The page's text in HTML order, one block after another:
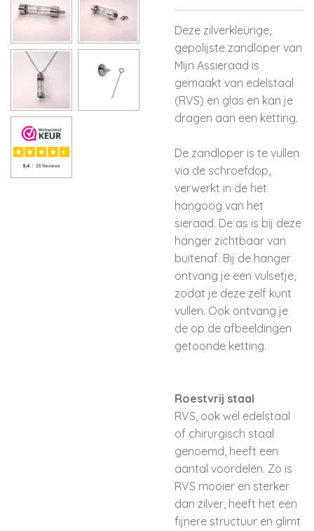
Deze zilverkleurige,
gepolijste zandloper van
Mijn Assieraad is
gemaakt van edelstaal
(RVS) en glas en kan je
dragen aan een ketting.
De zandloper is te vullen
via de schroefdop,
verwerkt in de het
hangoog van het
sieraad. De as is bij deze
hanger zichtbaar van
buitenaf. Bij de hanger
ontvang je een vulsetje,
zodat je deze zelf kunt
vullen. Ook ontvang je
de op de afbeeldingen
getoonde ketting.
Roestvrij staal
RVS, ook wel edelstaal
of chirurgisch staal
genoemd, heeft een
aantal voordelen. Zo is
RVS mooier en sterker
dan zilver, heeft het een
fijnere structuur en glimt